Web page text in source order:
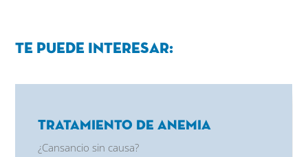
Te puede interesar:
Tratamiento de Anemia
¿Cansancio sin causa?